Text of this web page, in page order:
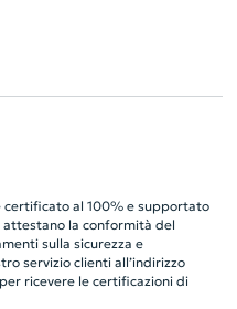
certificato al 100% e supportato
la conformità del
sulla sicurezza e
servizio clienti all’indirizzo
ricevere le certificazioni di